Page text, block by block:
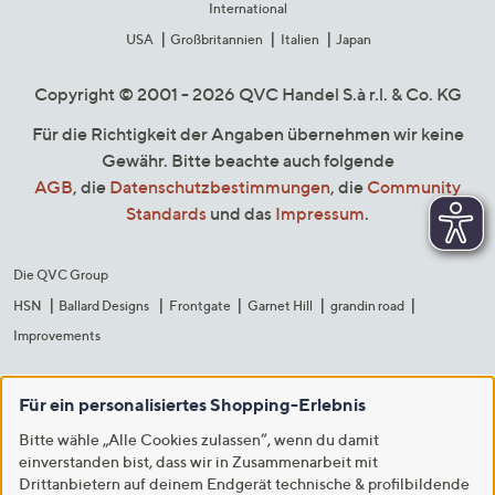
International
USA
Großbritannien Italien Japan
Copyright © 2001 - 2026 QVC Handel S.à r.l. & Co. KG
Für die Richtigkeit der Angaben übernehmen wir keine
Gewähr. Bitte beachte auch folgende
AGB, die Datenschutzbestimmungen, die Community
Standards und das Impressum.
Die QVC Group
HSN
Ballard Designs Frontgate Garnet Hill
grandin road
Improvements
Für ein personalisiertes Shopping-Erlebnis
Bitte wähle „Alle Cookies zulassen“, wenn du damit
einverstanden bist, dass wir in Zusammenarbeit mit
Drittanbietern auf deinem Endgerät technische & profilbildende